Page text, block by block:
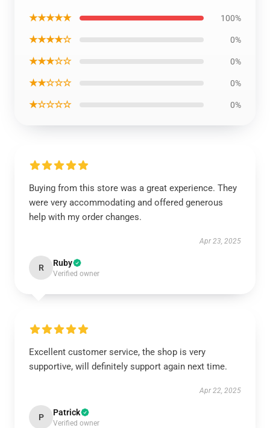
★★★★★ 100%
★★★★☆ 0%
★★★☆☆ 0%
★★☆☆☆ 0%
★☆☆☆☆ 0%
Buying from this store was a great experience. They
were very accommodating and offered generous
help with my order changes.
Apr 23, 2025
R Ruby
Verified owner
Excellent customer service, the shop is very
supportive, will definitely support again next time.
Apr 22, 2025
P Patrick
Verified owner